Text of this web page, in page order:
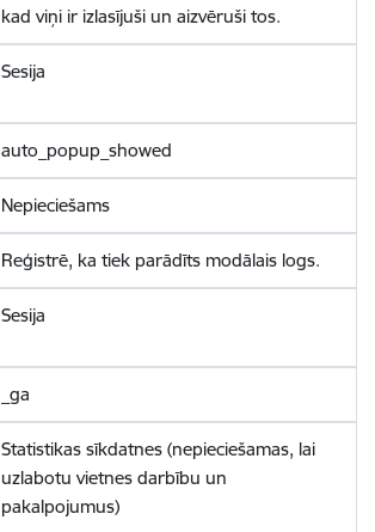
kad viņi ir izlasījuši un aizvēruši tos.
Sesija
auto_popup_showed
Nepieciešams
Reģistrē, ka tiek parādīts modālais logs.
Sesija
_ga
Statistikas sīkdatnes (nepieciešamas, lai
uzlabotu vietnes darbību un
pakalpojumus)